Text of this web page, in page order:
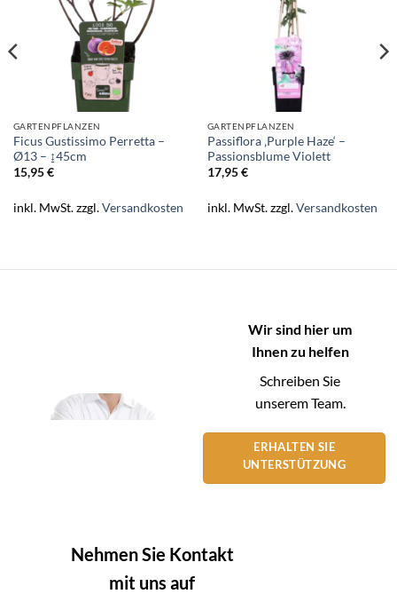
GARTENPFLANZEN
Ficus Gustissimo Perretta –
Ø13 – ↨45cm
15,95€
inkl. MwSt.zzgl.Versandkosten
GARTENPFLANZEN
Passiflora ‚Purple Haze‘ –
Passionsblume Violett
17,95€
inkl. MwSt.zzgl.Versandkosten
Wir sind hier um
Ihnen zu helfen
Schreiben Sie
unserem Team.
ERHALTEN SIE
UNTERSTÜTZUNG
Nehmen Sie Kontakt
mit uns auf